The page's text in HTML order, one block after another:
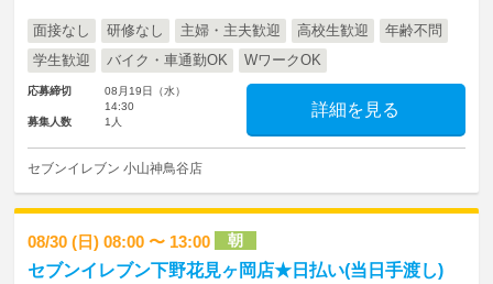
面接なし 研修なし 主婦・主夫歓迎 高校生歓迎
年齢不問
学生歓迎
バイク・車通勤OK WワークOK
応募締切
08月19日（水）
14:30
募集人数
1人
詳細を見る
セブンイレブン 小山神鳥谷店
08/30 (日) 08:00 〜 13:00 朝
セブンイレブン下野花見ヶ岡店★日払い(当日手渡し)